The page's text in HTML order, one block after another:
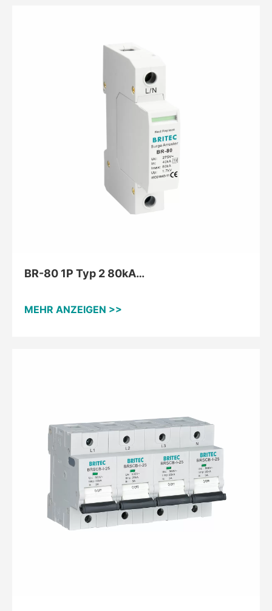
BR-80 1P Typ 2 80kA
MEHR ANZEIGEN >>